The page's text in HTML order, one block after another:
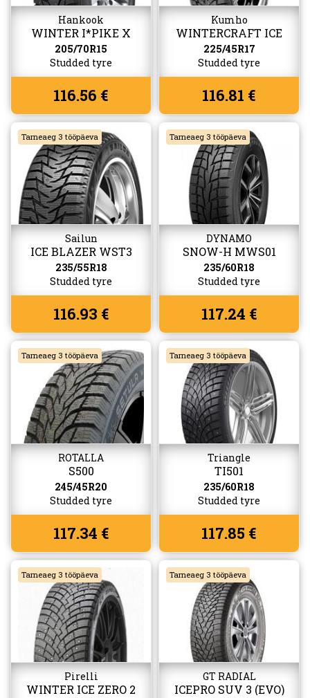
Hankook
WINTER I*PIKE X
(W429A)
205/70R15
Studded tyre
116.56 €
Kumho
WINTERCRAFT ICE
WI32
225/45R17
Studded tyre
116.81 €
Tarneaeg 3 tööpäeva
Sailun
ICE BLAZER WST3
235/55R18
Studded tyre
116.93 €
Tarneaeg 3 tööpäeva
DYNAMO
SNOW-H MWS01
(W517)
235/60R18
Studded tyre
117.24 €
Tarneaeg 3 tööpäeva
ROTALLA
S500
245/45R20
Studded tyre
117.34 €
Tarneaeg 3 tööpäeva
Triangle
TI501
235/60R18
Studded tyre
117.85 €
Tarneaeg 3 tööpäeva
Pirelli
WINTER ICE ZERO 2
Tarneaeg 3 tööpäeva
GT RADIAL
ICEPRO SUV 3 (EVO)